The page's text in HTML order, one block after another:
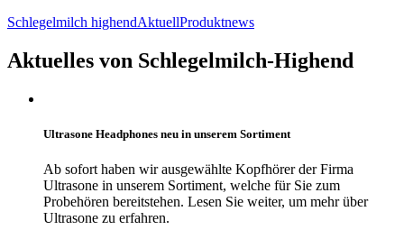
Schlegelmilch highendAktuellProduktnews
Aktuelles von Schlegelmilch-Highend
Ultrasone Headphones neu in unserem Sortiment
Ab sofort haben wir ausgewählte Kopfhörer der Firma
Ultrasone in unserem Sortiment, welche für Sie zum
Probehören bereitstehen. Lesen Sie weiter, um mehr über
Ultrasone zu erfahren.